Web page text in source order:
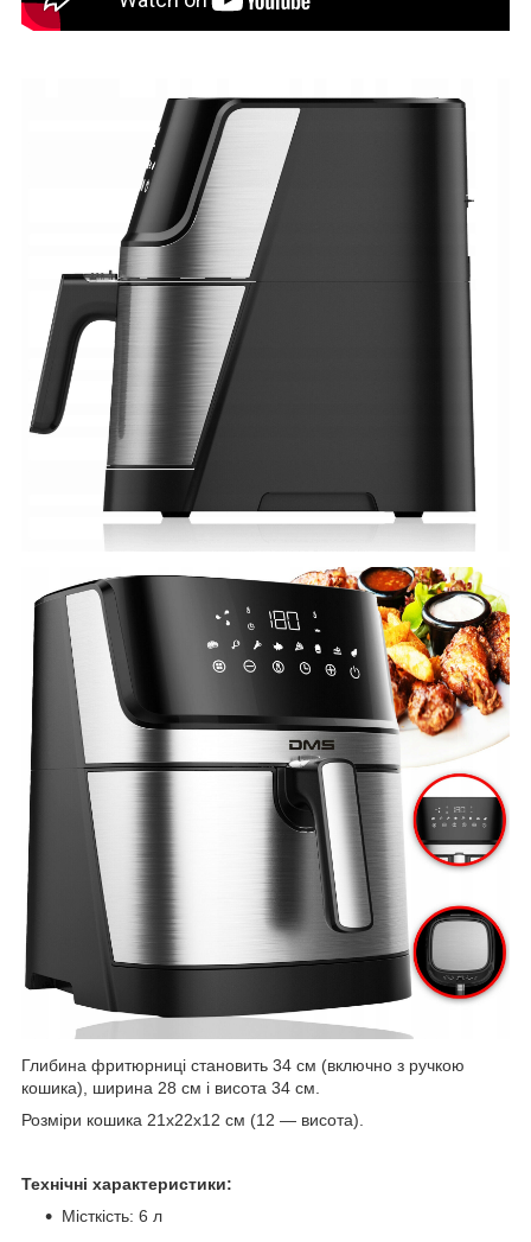
Глибина фритюрниці становить 34 см (включно з ручкою
кошика), ширина 28 см і висота 34 см.
Розміри кошика 21х22х12 см (12 — висота).
Технічні характеристики:
Місткість: 6 л